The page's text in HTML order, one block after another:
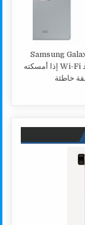
Samsung
سامسونج يفقد Wi-Fi إذا أمسكته
خاطئة